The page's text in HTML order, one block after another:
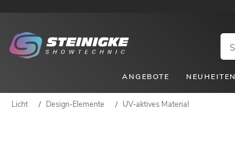
ANGEBOTE NEUHEITEN
Licht / Design-Elemente / UV-aktives Material